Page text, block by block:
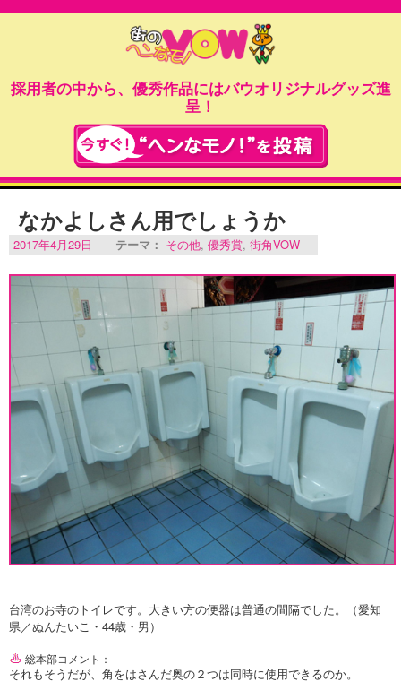
採用者の中から、優秀作品にはバウオリジナルグッズ進
呈！
なかよしさん用でしょうか
2017年4月29日 テーマ： その他, 優秀賞, 街角VOW
台湾のお寺のトイレです。大きい方の便器は普通の間隔でした。（愛知
県／ぬんたいこ・44歳・男）
総本部コメント：
それもそうだが、角をはさんだ奥の２つは同時に使用できるのか。